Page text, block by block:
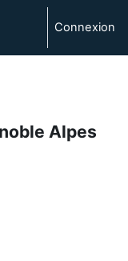
Connexion
Alpes